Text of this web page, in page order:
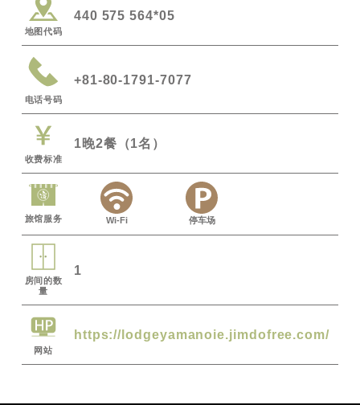
地图代码
440 575 564*05
电话号码
+81-80-1791-7077
收费标准
1晚2餐（1名）
旅馆服务 Wi-Fi 停车场
房间的数
量
1
网站
https://lodgeyamanoie.jimdofree.com/